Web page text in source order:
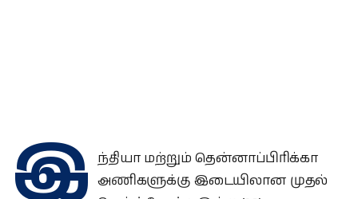
இ ந்தியா மற்றும் தென்னாப்பிரிக்கா
அணிகளுக்கு இடையிலான முதல்